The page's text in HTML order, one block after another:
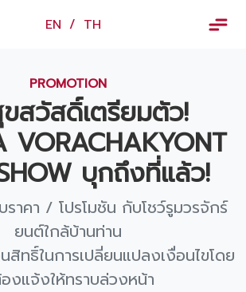
EN / TH ×
เรา
กรรมและวันหยุด
PROMOTION
สวัสดิ์เตรียมตัว!
VORACHAKYONT
บุกถึงที่แล้ว!
าคา / โปรโมชัน กับโชว์รูมวรจักร์
ยนต์ใกล้บ้านท่าน
ทธิ์ในการเปลี่ยนแปลงเงื่อนไขโดย
งแจ้งให้ทราบล่วงหน้า